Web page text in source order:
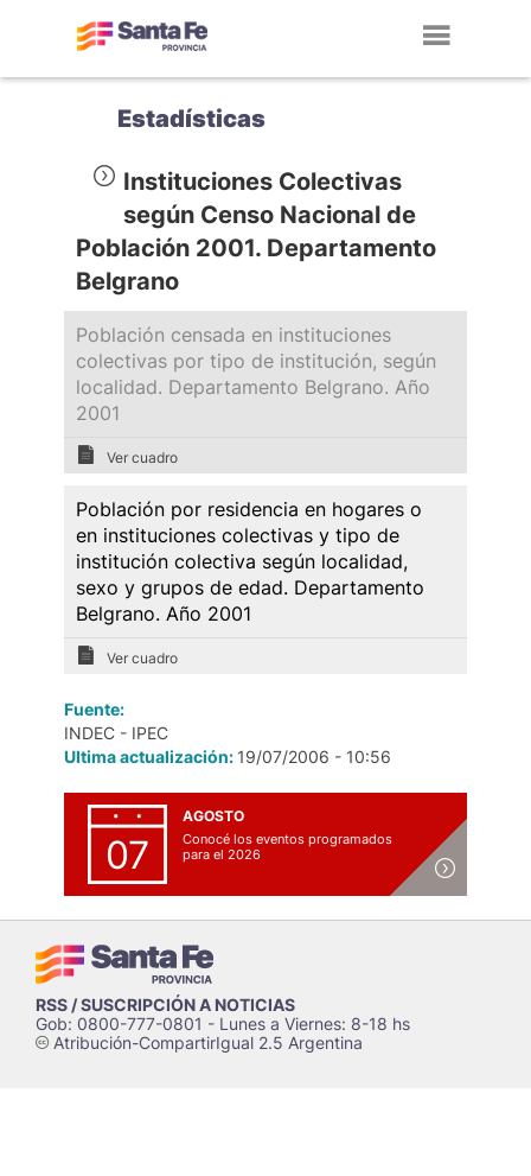
Estadísticas
Instituciones Colectivas
según Censo Nacional de
Población 2001. Departamento
Belgrano
Población censada en instituciones
colectivas por tipo de institución, según
localidad. Departamento Belgrano. Año
2001
Ver cuadro
Población por residencia en hogares o
en instituciones colectivas y tipo de
institución colectiva según localidad,
sexo y grupos de edad. Departamento
Belgrano. Año 2001
Ver cuadro
Fuente:
INDEC - IPEC
Ultima actualización: 19/07/2006 - 10:56
07
AGOSTO
Conocé los eventos programados
para el 2026
RSS / SUSCRIPCIÓN A NOTICIAS
Gob: 0800-777-0801 - Lunes a Viernes: 8-18 hs
cAtribución-CompartirIgual 2.5 Argentina